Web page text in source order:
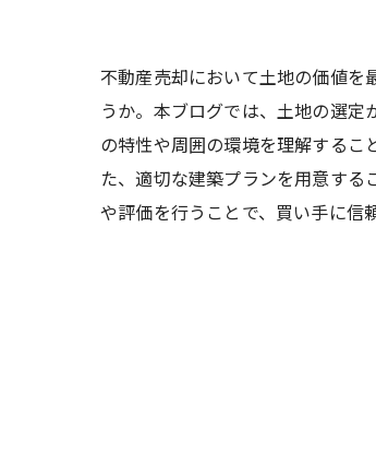
不動産売却において土地の価値を
うか。本ブログでは、土地の選
の特性や周囲の環境を理解するこ
た、適切な建築プランを用意する
や評価を行うことで、買い手に信